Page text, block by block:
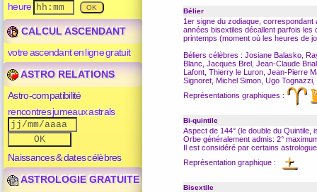
heure
CALCUL ASCENDANT
votre ascendant en ligne gratuit
ASTRO RELATIONS
Astro-compatibilité
rencontres jumeaux astrals
Naissances & dates célèbres
ASTROLOGIE GRATUITE
Bélier
1er signe du zodiaque ,
années bisextiles décallent parfois les
printemps (moment où les heures de
Béliers célèbres : Josiane Balasko,
Blanc, Jacques Brel, Jean-Claude
Lafont, Thierry le Luron, Jean-Pierre
Signoret, Michel Simon, Ugo
Représentations graphiques :
Bi-quintile
Aspect de 144° (le double du Quintile ,
Orbe généralement admis: 2°
Il est considéré par certains
Représentation graphique :
Bisextile